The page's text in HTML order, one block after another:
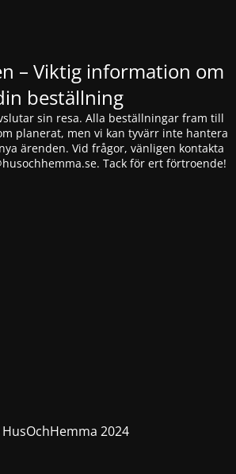
– Viktig information om
beställning
sin resa. Alla beställningar fram till
planerat, men vi kan tyvärr inte hantera
ärenden. Vid frågor, vänligen kontakta
. Tack för ert förtroende!
2024